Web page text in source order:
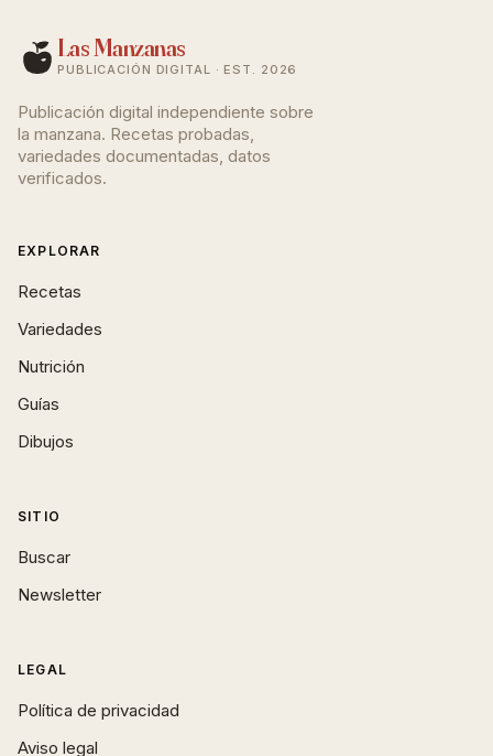
Las Manzanas
PUBLICACIÓN DIGITAL · EST. 2026
Publicación digital independiente sobre
la manzana. Recetas probadas,
variedades documentadas, datos
verificados.
EXPLORAR
Recetas
Variedades
Nutrición
Guías
Dibujos
SITIO
Buscar
Newsletter
LEGAL
Política de privacidad
Aviso legal